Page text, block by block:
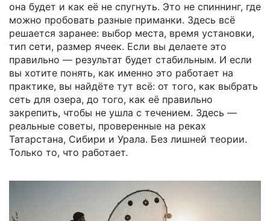
она будет и как её не спугнуть. Это не спиннинг, где
можно пробовать разные приманки. Здесь всё
решается заранее: выбор места, время установки,
тип сети, размер ячеек. Если вы делаете это
правильно — результат будет стабильным. И если
вы хотите понять, как именно это работает на
практике, вы найдёте тут всё: от того, как выбрать
сеть для озера, до того, как её правильно
закрепить, чтобы не ушла с течением. Здесь —
реальные советы, проверенные на реках
Татарстана, Сибири и Урала. Без лишней теории.
Только то, что работает.